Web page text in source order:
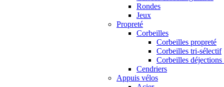
Rondes
Jeux
Propreté
Corbeilles
Corbeilles propreté
Corbeilles tri-sélectif
Corbeilles déjections
Cendriers
Appuis vélos